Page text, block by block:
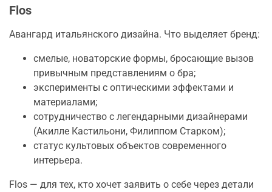
Flos
Авангард итальянского дизайна. Что выделяет бренд:
смелые, новаторские формы, бросающие вызов
привычным представлениям о бра;
эксперименты с оптическими эффектами и
материалами;
сотрудничество с легендарными дизайнерами
(Акилле Кастильони, Филиппом Старком);
статус культовых объектов современного
интерьера.
Flos — для тех, кто хочет заявить о себе через детали